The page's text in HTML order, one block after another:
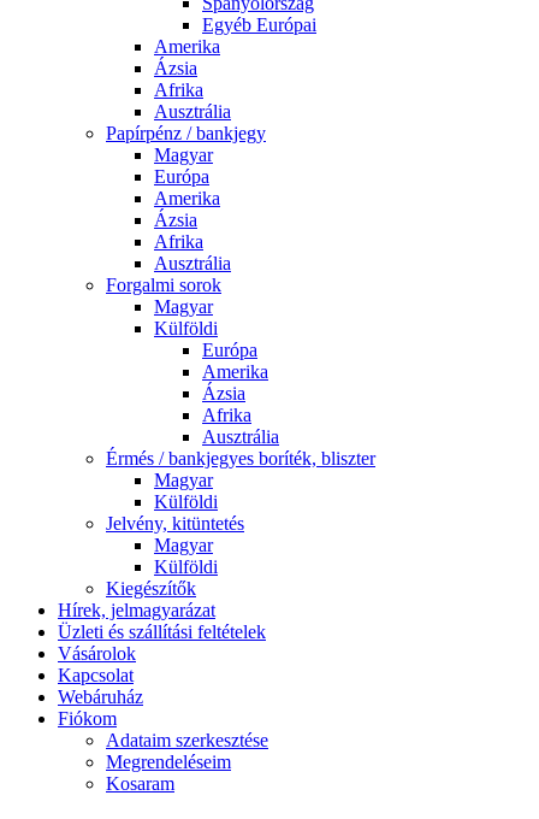
Egyéb Európai
Amerika
Ázsia
Afrika
Ausztrália
Papírpénz / bankjegy
Magyar
Európa
Amerika
Ázsia
Afrika
Ausztrália
Forgalmi sorok
Magyar
Külföldi
Európa
Amerika
Ázsia
Afrika
Ausztrália
Érmés / bankjegyes boríték, bliszter
Magyar
Külföldi
Jelvény, kitüntetés
Magyar
Külföldi
Kiegészítők
Hírek, jelmagyarázat
Üzleti és szállítási feltételek
Vásárolok
Kapcsolat
Webáruház
Fiókom
Adataim szerkesztése
Megrendeléseim
Kosaram